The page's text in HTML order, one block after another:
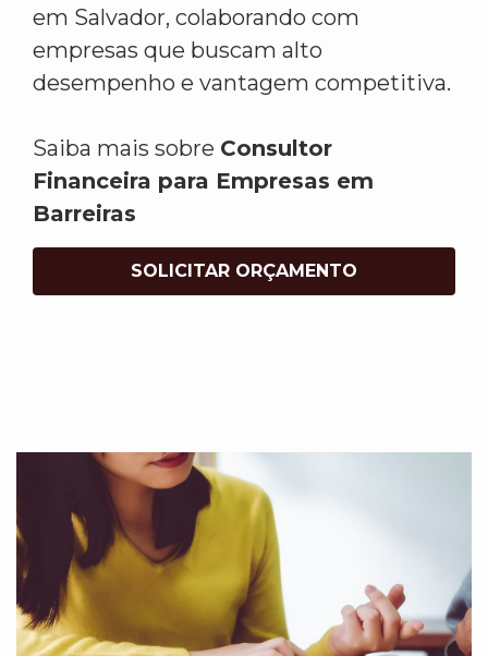
em Salvador, colaborando com
empresas que buscam alto
desempenho e vantagem competitiva.
Saiba mais sobre Consultor
Financeira para Empresas em
Barreiras
SOLICITAR ORÇAMENTO